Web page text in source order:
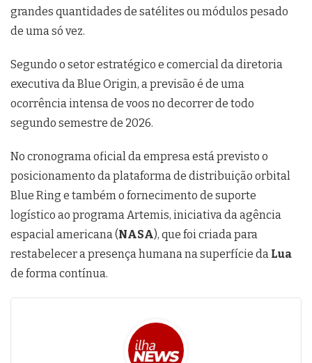
grandes quantidades de satélites ou módulos pesado
de uma só vez.
Segundo o setor estratégico e comercial da diretoria
executiva da Blue Origin, a previsão é de uma
ocorrência intensa de voos no decorrer de todo
segundo semestre de 2026.
No cronograma oficial da empresa está previsto o
posicionamento da plataforma de distribuição orbital
Blue Ring e também o fornecimento de suporte
logístico ao programa Artemis, iniciativa da agência
espacial americana (NASA), que foi criada para
restabelecer a presença humana na superfície da Lua
de forma contínua.